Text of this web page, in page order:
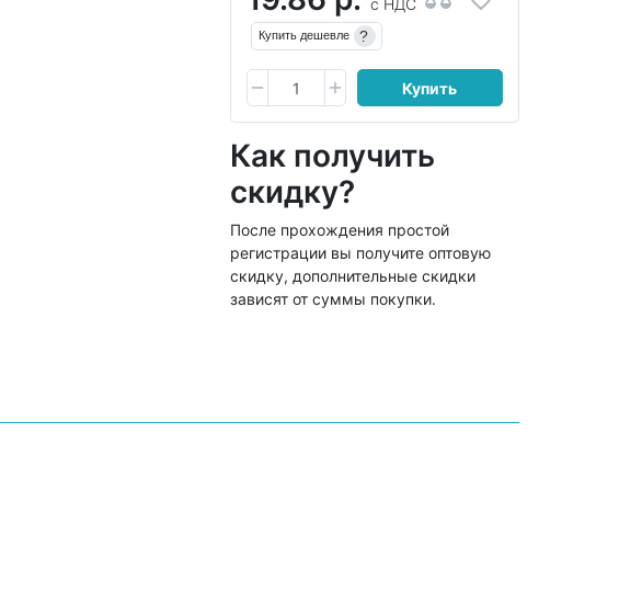
с НДС
Купить дешевле ?
Купить
Как получить
скидку?
После прохождения простой
регистрации вы получите оптовую
скидку, дополнительные скидки
зависят от суммы покупки.